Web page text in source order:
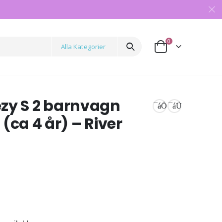
Alla Kategorier
0
S 2 barnvagn
4 år) – River